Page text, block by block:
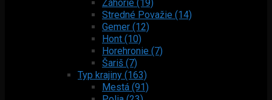
Záhorie (19)
Stredné Považie (14)
Gemer (12)
Hont (10)
Horehronie (7)
Šariš (7)
Typ krajiny (163)
Mestá (91)